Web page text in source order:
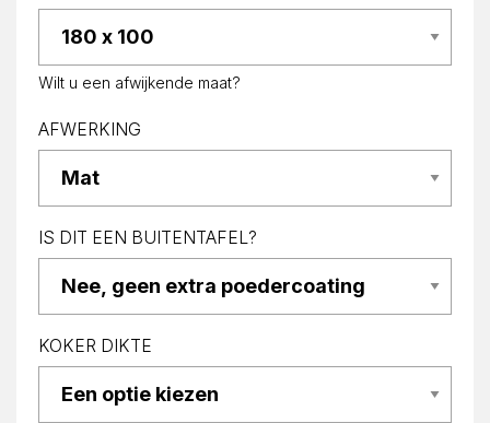
Wilt u een afwijkende maat?
AFWERKING
IS DIT EEN BUITENTAFEL?
KOKER DIKTE